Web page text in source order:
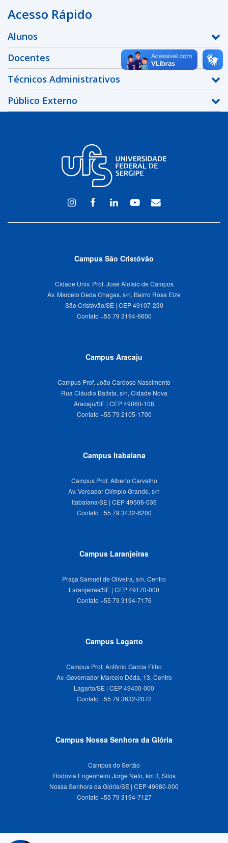
Acesso Rápido
Alunos
Docentes
Técnicos Administrativos
Público Externo
InstagramFacebook
LinkedinYoutubeWEBMAIL
Campus São Cristóvão
Cidade Univ. Prof. José Aloísio de Campos
Av. Marcelo Deda Chagas, s/n, Bairro Rosa Elze
São Cristóvão/SE | CEP 49107-230
Campus Aracaju
Campus Prof. João Cardoso Nascimento
Rua Cláudio Batista, s/n, Cidade Nova
Aracaju/SE | CEP 49060-108
Campus Itabaiana
Campus Prof. Alberto Carvalho
Av. Vereador Olímpio Grande, s/n
Itabaiana/SE | CEP 49506-036
Campus Laranjeiras
Praça Samuel de Oliveira, s/n, Centro
Laranjeiras/SE | CEP 49170-000
Campus Lagarto
Campus Prof. Antônio Garcia Filho
Av. Governador Marcelo Déda, 13, Centro
Lagarto/SE | CEP 49400-000
Campus Nossa Senhora da Glória
Campus do Sertão
Rodovia Engenheiro Jorge Neto, km 3, Silos
Nossa Senhora da Glória/SE | CEP 49680-000
Contato +55 79 3194-7127